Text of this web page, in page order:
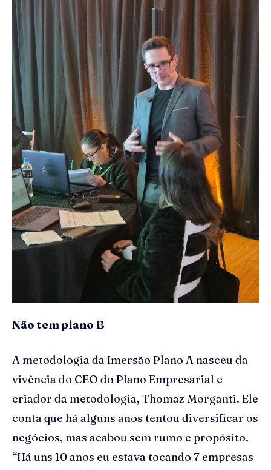
Não tem plano B
A metodologia da Imersão Plano A nasceu da
vivência do CEO do Plano Empresarial e
criador da metodologia, Thomaz Morganti. Ele
conta que há alguns anos tentou diversificar os
negócios, mas acabou sem rumo e propósito.
“Há uns 10 anos eu estava tocando 7 empresas